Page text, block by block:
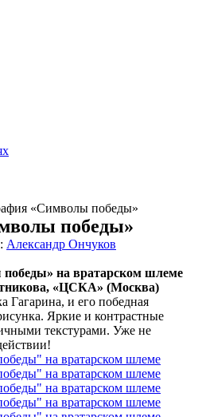
«Символы победы»
победы»
Александр Ончуков
на вратарском шлеме
«ЦСКА» (Москва)
и его победная
Яркие и контрастные
текстурами. Уже не